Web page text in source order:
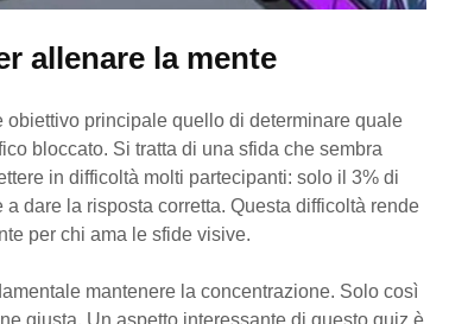
allenare la mente
obiettivo principale quello di determinare quale
bloccato. Si tratta di una sfida che sembra
in difficoltà molti partecipanti: solo il 3% di
dare la risposta corretta. Questa difficoltà rende
per chi ama le sfide visive.
mantenere la concentrazione. Solo così
giusta. Un aspetto interessante di questo quiz è